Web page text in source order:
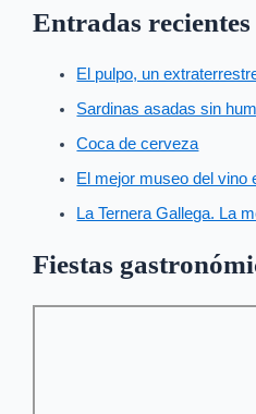
Entradas recientes
El pulpo, un
Sardinas asadas sin
Coca de cerveza
El mejor museo del vino
La Ternera Gallega. La
Fiestas